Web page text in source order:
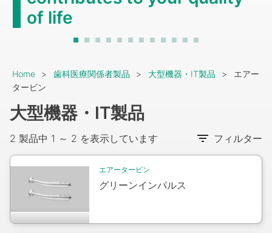
of life
Breadcrumb
Home 歯科医療関係者製品 大型機器・IT製品
エアー
タービン
大型機器・IT製品
2 製品中 1 ～ 2 を表示しています フィルター
エアータービン
グリーンインパルス